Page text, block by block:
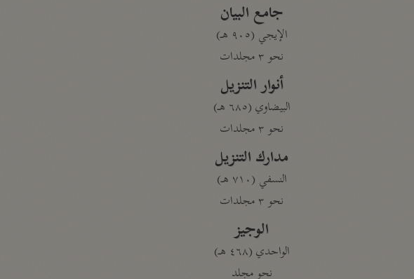
جامع البيان
الإيجي (٩٠٥ هـ)
نحو ٣ مجلدات
أنوار التنزيل
البيضاوي (٦٨٥ هـ)
نحو ٣ مجلدات
مدارك التنزيل
النسفي (٧١٠ هـ)
نحو ٣ مجلدات
الوجيز
الواحدي (٤٦٨ هـ)
نحو مجلد